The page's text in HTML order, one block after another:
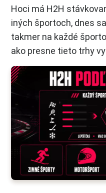
Hoci má H2H
iných športoch, dnes
takmer na každé
ako presne tieto trhy